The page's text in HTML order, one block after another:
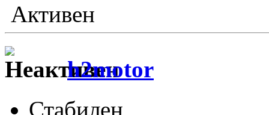
Активен
h2motor
Стабилен